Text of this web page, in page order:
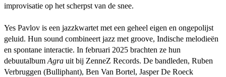
improvisatie op het scherpst van de snee.
Yes Pavlov is een jazzkwartet met een geheel eigen en ongepolijst
geluid. Hun sound combineert jazz met groove, Indische melodieën
en spontane interactie. In februari 2025 brachten ze hun
debuutalbum Agra uit bij ZenneZ Records. De bandleden, Ruben
Verbruggen (Bulliphant), Ben Van Bortel, Jasper De Roeck